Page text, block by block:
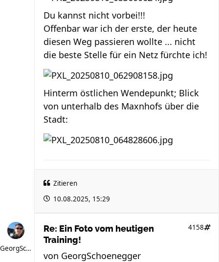
Du kannst nicht vorbei!!!
Offenbar war ich der erste, der heute
diesen Weg passieren wollte ... nicht
die beste Stelle für ein Netz fürchte ich!
Hinterm östlichen Wendepunkt; Blick
von unterhalb des Maxnhofs über die
Stadt:
Zitieren
10.08.2025, 15:29
GeorgSchoenegger
Re: Ein Foto vom heutigen
Training!
4158
von GeorgSchoenegger